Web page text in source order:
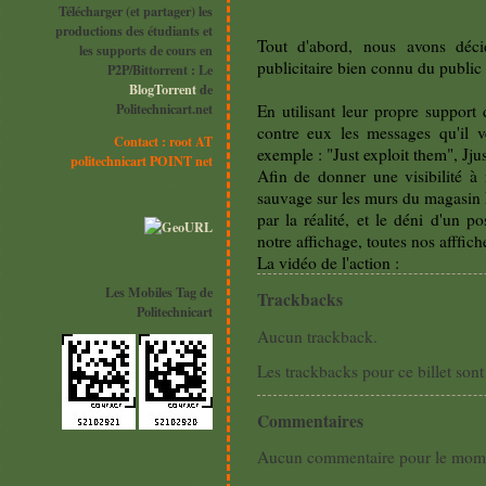
Tout d'abord, nous avons
publicitaire bien connu du
En utilisant leur propre support
contre eux les messages qu'il
exemple : "Just exploit them",
Afin de donner une visibilité à
sauvage sur les murs du
par la réalité, et le déni d'un
notre affichage, toutes nos
La vidéo de l'action :
Trackbacks
Aucun trackback.
Les trackbacks pour ce billet
Commentaires
Aucun commentaire pour le
Télécharger (et partager) les
productions des étudiants et
les supports de cours en
P2P/Bittorrent : Le
BlogTorrentde
Politechnicart.net
Contact : root AT
politechnicart POINT net
Les Mobiles Tag de
Politechnicart